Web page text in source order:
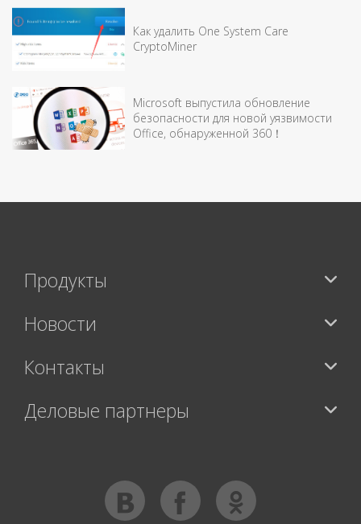
Как удалить One System Care
CryptoMiner
Microsoft выпустила обновление
безопасности для новой уязвимости
Office, обнаруженной 360！
Продукты
Новости
Контакты
Деловые партнеры